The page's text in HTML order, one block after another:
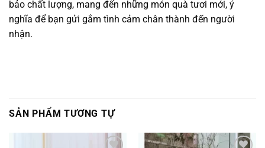
bảo chất lượng, mang đến những món quà tươi mới, ý
nghĩa để bạn gửi gắm tình cảm chân thành đến người
nhận.
SẢN PHẨM TƯƠNG TỰ